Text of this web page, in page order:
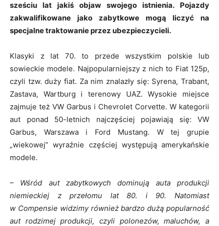
sześciu lat jakiś objaw swojego istnienia. Pojazdy
zakwalifikowane jako zabytkowe mogą liczyć na
specjalne traktowanie przez ubezpieczycieli.
Klasyki z lat 70. to przede wszystkim polskie lub
sowieckie modele. Najpopularniejszy z nich to Fiat 125p,
czyli tzw. duży fiat. Za nim znalazły się: Syrena, Trabant,
Zastava, Wartburg i terenowy UAZ. Wysokie miejsce
zajmuje też VW Garbus i Chevrolet Corvette. W kategorii
aut ponad 50-letnich najczęściej pojawiają się: VW
Garbus, Warszawa i Ford Mustang. W tej grupie
„wiekowej” wyraźnie częściej występują amerykańskie
modele.
– Wśród aut zabytkowych dominują auta produkcji
niemieckiej z przełomu lat 80. i 90. Natomiast
w Compensie widzimy również bardzo dużą popularność
aut rodzimej produkcji, czyli polonezów, maluchów, a